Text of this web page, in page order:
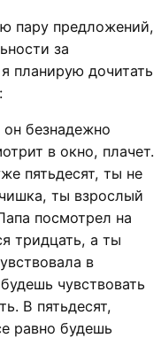
пару предложений,
за
планирую дочитать
он безнадежно
в окно, плачет.
пятьдесят, ты не
ты взрослый
посмотрел на
тридцать, а ты
в
чувствовать
В пятьдесят,
равно будешь